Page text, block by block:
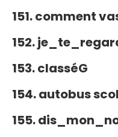
151. comment
152.
153. classéG
154. autobus
155.